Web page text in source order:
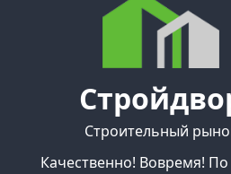
Строительный
Качественно! Вовремя!